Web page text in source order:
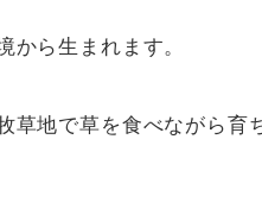
から生まれます。
草地で草を食べながら育